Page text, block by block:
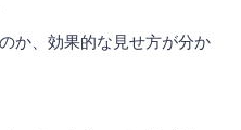
か、効果的な見せ方が分か